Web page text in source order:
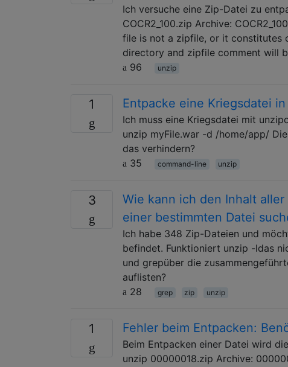
Ich versuche eine Zip-Datei zu
COCR2_100.zip Archive:
file is not a zipfile, or it constitutes
directory and zipfile comment will
96
unzip
1 Entpacke eine Kriegsdatei
Ich muss eine Kriegsdatei mit
unzip myFile.war -d /home/app/
das verhindern?
35
command-line unzip
3
Wie kann ich den Inhalt
einer bestimmten Datei
Ich habe 348 Zip-Dateien und
befindet. Funktioniert unzip -ldas
und grepüber die
auflisten?
28
grep zip unzip
1 Fehler beim Entpacken:
Beim Entpacken einer Datei wird
unzip 00000018.zip Archive: